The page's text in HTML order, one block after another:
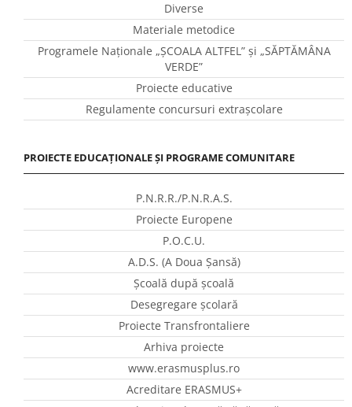
Diverse
Materiale metodice
Programele Naţionale „ŞCOALA ALTFEL” și „SĂPTĂMÂNA
VERDE”
Proiecte educative
Regulamente concursuri extraşcolare
PROIECTE EDUCAȚIONALE ȘI PROGRAME COMUNITARE
P.N.R.R./P.N.R.A.S.
Proiecte Europene
P.O.C.U.
A.D.S. (A Doua Șansă)
Școală după școală
Desegregare școlară
Proiecte Transfrontaliere
Arhiva proiecte
www.erasmusplus.ro
Acreditare ERASMUS+